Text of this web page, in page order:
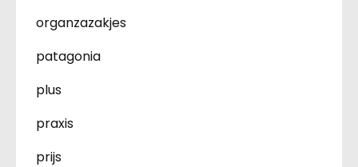
organzazakjes
patagonia
plus
praxis
prijs